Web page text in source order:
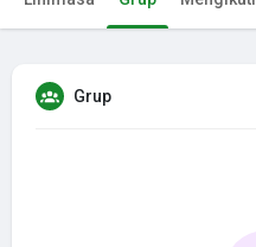
Grup